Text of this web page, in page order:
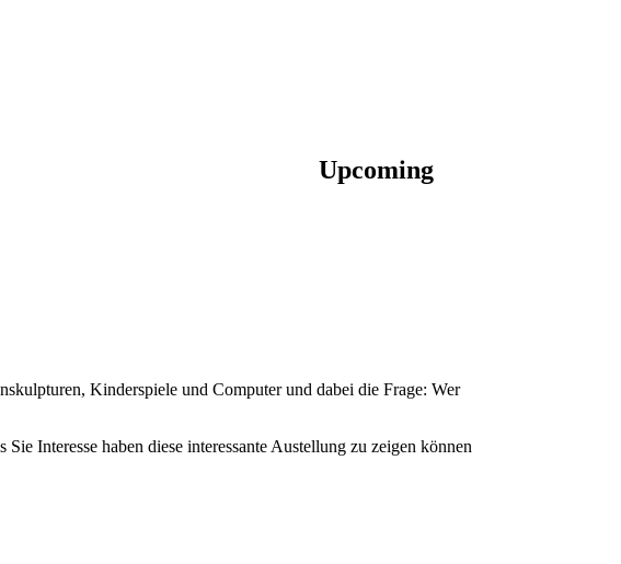
Upcoming
Kinderspiele und Computer und dabei die Frage: Wer
Interesse haben diese interessante Austellung zu zeigen können